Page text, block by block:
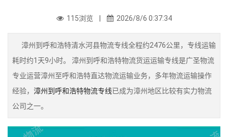
115浏览 | 2026/8/6 0:37:34
漳州到呼和浩特清水河县物流专线全程约2476公里，专线运输
耗时约1天9小时。 漳州到呼和浩特物流货运运输专线是广圣物流
专业运营漳州至呼和浩特直达物流运输业务，多年物流运输操作
经验， 漳州到呼和浩特物流专线已成为漳州地区比较有实力物流
公司之一。